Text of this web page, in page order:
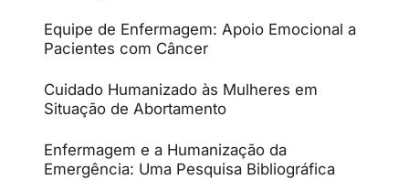
Equipe de Enfermagem: Apoio Emocional a
Pacientes com Câncer
Cuidado Humanizado às Mulheres em
Situação de Abortamento
Enfermagem e a Humanização da
Emergência: Uma Pesquisa Bibliográfica